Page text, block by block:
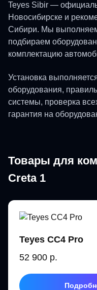
Teyes Sibir —
Новосибирске и
Сибири. Мы
подбираем
комплектацию
Установка
оборудования,
системы, проверка
гарантия на
Товары для
Creta 1
Teyes CC4 Pro
52 900 р.